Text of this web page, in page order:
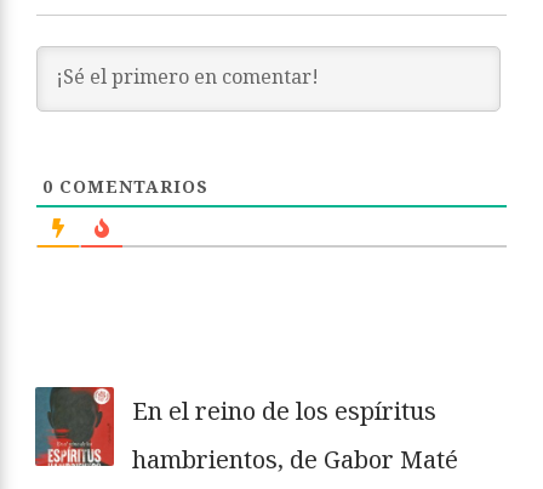
0 COMENTARIOS
En el reino de los espíritus
hambrientos, de Gabor Maté